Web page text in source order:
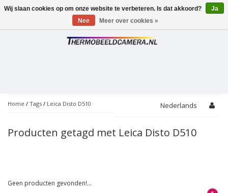
Toggle
Home / Tags / Leica Disto D510 Nederlands
Producten getagd met Leica Disto D510
Geen producten gevonden!...
Wij slaan cookies op om onze website te verbeteren. Is dat akkoord?
Ja
Nee
Meer over cookies »